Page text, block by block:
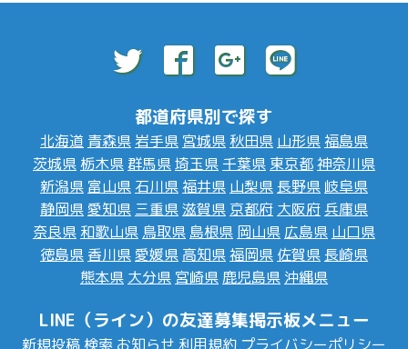
都道府県別で探す
北海道 青森県 岩手県 宮城県 秋田県 山形県福島県
茨城県 栃木県群馬県埼玉県 千葉県 東京都神奈川県
新潟県 富山県 石川県福井県 山梨県 長野県 岐阜県
静岡県愛知県 三重県滋賀県 京都府 大阪府 兵庫県
奈良県 和歌山県 鳥取県 島根県 岡山県 広島県 山口県
徳島県 香川県愛媛県 高知県福岡県 佐賀県 長崎県
熊本県 大分県 宮崎県 鹿児島県 沖縄県
LINE（ライン）の友達募集掲示板メニュー
新規投稿 検索 お知らせ 利用規約 プライバシーポリシー